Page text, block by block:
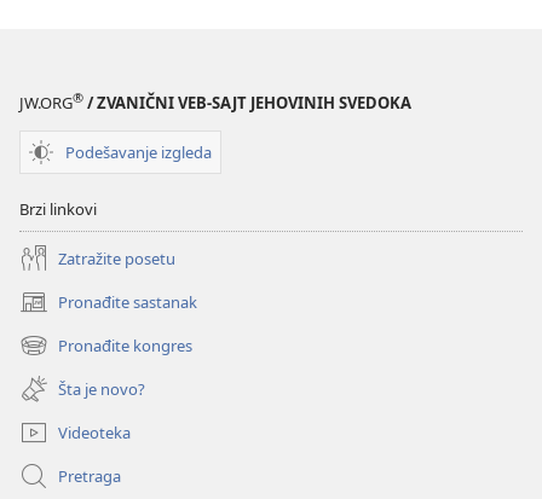
JW.ORG® / ZVANIČNI VEB-SAJT JEHOVINIH SVEDOKA
Podešavanje izgleda
Brzi linkovi
Zatražite posetu
Pronađite sastanak
(otvara
novi
prozor)
Pronađite kongres
(otvara
novi
prozor)
Šta je novo?
Videoteka
Pretraga